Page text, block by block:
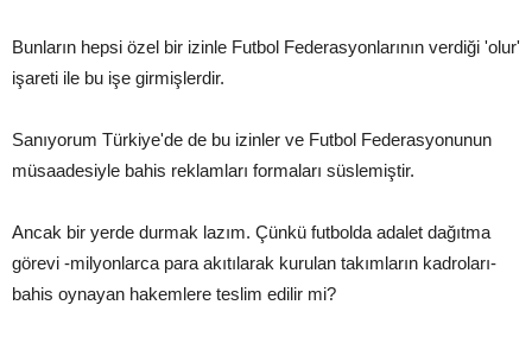
Bunların hepsi özel bir izinle Futbol Federasyonlarının verdiği 'olur'
işareti ile bu işe girmişlerdir.
Sanıyorum Türkiye'de de bu izinler ve Futbol Federasyonunun
müsaadesiyle bahis reklamları formaları süslemiştir.
Ancak bir yerde durmak lazım. Çünkü futbolda adalet dağıtma
görevi -milyonlarca para akıtılarak kurulan takımların kadroları-
bahis oynayan hakemlere teslim edilir mi?